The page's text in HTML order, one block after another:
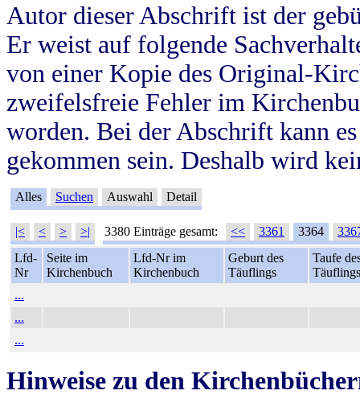
Autor dieser Abschrift ist der
Er weist auf folgende
von einer Kopie des Original-
zweifelsfreie Fehler im
worden. Bei der Abschrift kann
gekommen sein. Deshalb wird
Alles Suchen Auswahl Detail
|< < > >| 3380 Einträge gesamt: << 3361 3364
Lfd-
Nr
Seite im
Kirchenbuch
Lfd-Nr im
Kirchenbuch
Geburt des
Täuflings
Taufe
Täuflings
...
...
...
Hinweise zu den